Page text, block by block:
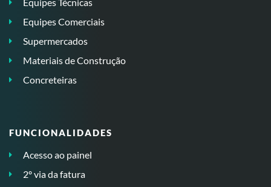
Equipes Técnicas
Equipes Comerciais
Supermercados
Materiais de Construção
Concreteiras
FUNCIONALIDADES
Acesso ao painel
2º via da fatura